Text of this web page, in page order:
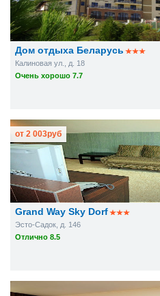
Дом отдыха Беларусь
Калиновая ул., д. 18
Очень хорошо 7.7
Grand Way Sky Dorf
Эсто-Садок, д. 146
Отлично 8.5
от 2 003руб